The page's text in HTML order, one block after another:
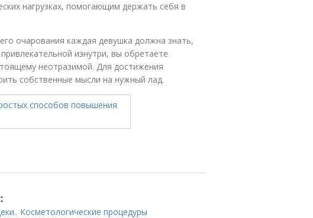
нагрузках, помогающим держать себя в
очарования каждая девушка должна знать,
изнутри, вы обретаете
неотразимой. Для достижения
собственные мысли на нужный лад.
Косметологические процедуры